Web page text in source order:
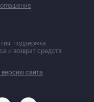
поддержка
и возврат средств
сайта